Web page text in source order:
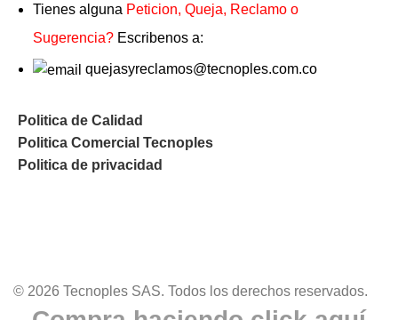
Tienes alguna Peticion, Queja, Reclamo o
Sugerencia? Escribenos a:
quejasyreclamos@tecnoples.com.co
Politica de Calidad
Politica Comercial Tecnoples
Politica de privacidad
© 2026 Tecnoples SAS. Todos los derechos reservados.